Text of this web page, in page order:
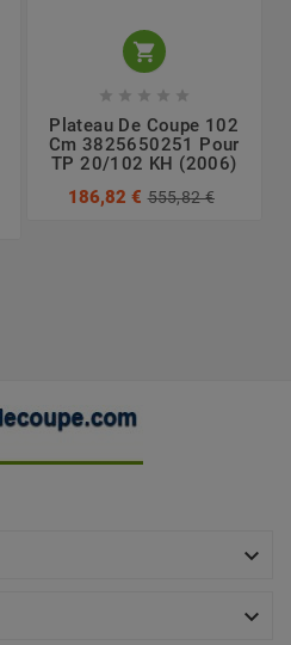

    
Plateau De Coupe 102
Cm 3825650251 Pour
TP 20/102 KH (2006)
186,82 € 555,82 €

